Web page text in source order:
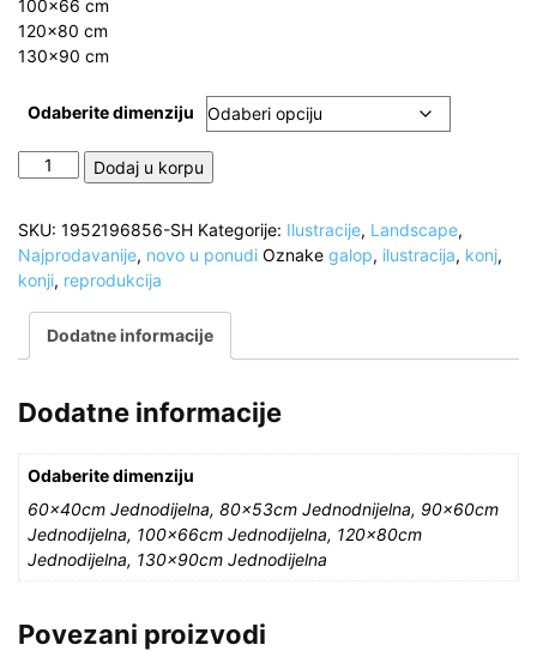
100×66 cm
120×80 cm
130×90 cm
Odaberite dimenziju
Krdo
Ulje
Reprodukcija
količina
Dodaj u korpu
SKU: 1952196856-SH Kategorije: Ilustracije, Landscape,
Najprodavanije, novo u ponudi Oznake galop, ilustracija, konj,
konji, reprodukcija
Dodatne informacije
Dodatne informacije
Odaberite dimenziju
60x40cm Jednodijelna, 80x53cm Jednodnijelna, 90x60cm
Jednodijelna, 100x66cm Jednodijelna, 120x80cm
Jednodijelna, 130x90cm Jednodijelna
Povezani proizvodi